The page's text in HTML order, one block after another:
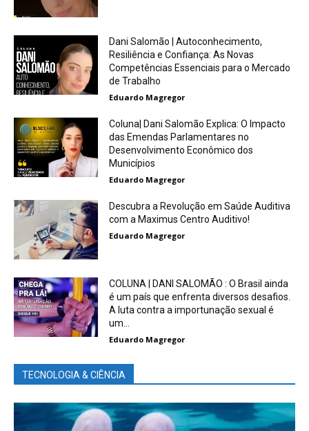
Dani Salomão | Autoconhecimento,
Resiliência e Confiança: As Novas
Competências Essenciais para o Mercado
de Trabalho
Eduardo Magregor
Coluna| Dani Salomão Explica: O Impacto
das Emendas Parlamentares no
Desenvolvimento Econômico dos
Municípios
Eduardo Magregor
Descubra a Revolução em Saúde Auditiva
com a Maximus Centro Auditivo!
Eduardo Magregor
COLUNA | DANI SALOMÃO : O Brasil ainda
é um país que enfrenta diversos desafios.
A luta contra a importunação sexual é
um...
Eduardo Magregor
TECNOLOGIA & CIÊNCIA